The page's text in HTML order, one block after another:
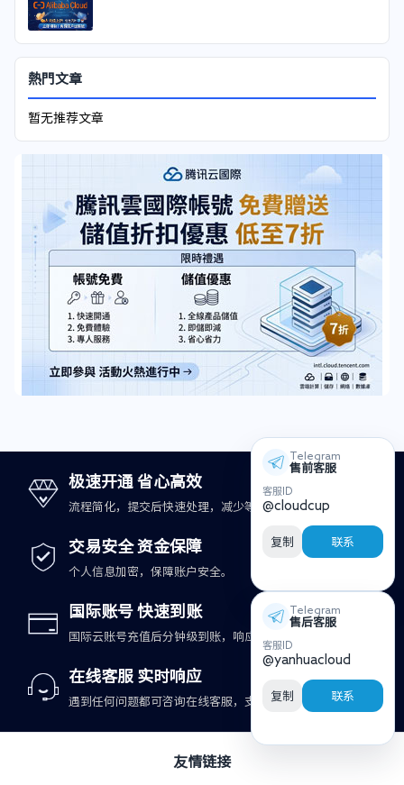
熱門文章
暂无推荐文章
极速开通 省心高效
流程简化，提交后快速处理，减少等待时间。
交易安全 资金保障
个人信息加密，保障账户安全。
国际账号 快速到账
国际云账号充值后分钟级到账，响应更及时。
在线客服 实时响应
遇到任何问题都可咨询在线客服，支持快速处理。
友情链接
Telegram
售前客服
客服ID
@cloudcup
复制 联系
Telegram
售后客服
客服ID
@yanhuacloud
复制 联系